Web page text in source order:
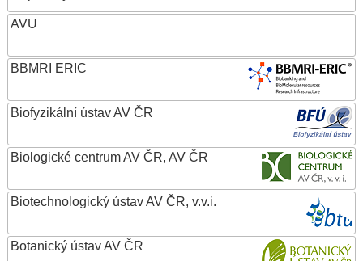
AVU
BBMRI ERIC
Biofyzikální ústav AV ČR
Biologické centrum AV ČR, AV ČR
Biotechnologický ústav AV ČR, v.v.i.
Botanický ústav AV ČR